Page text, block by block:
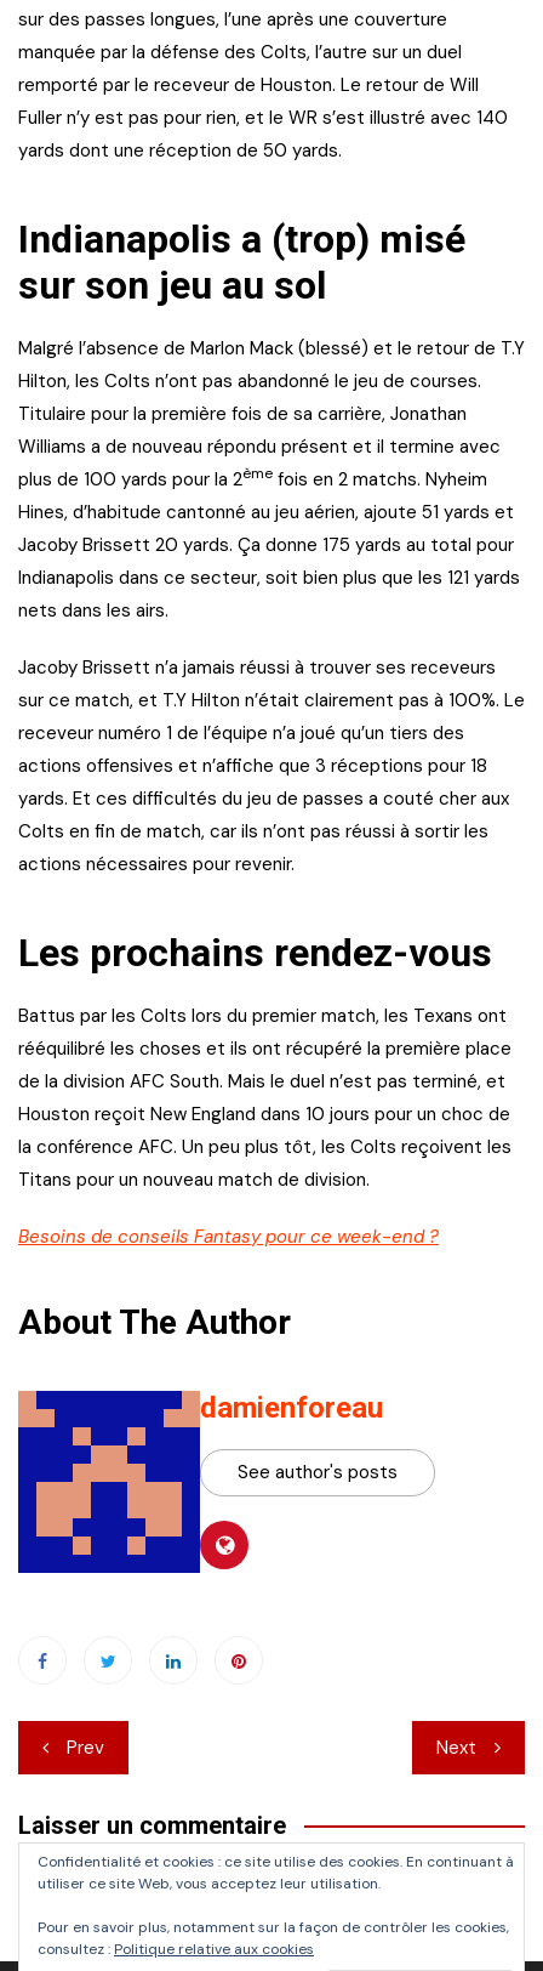
sur des passes longues, l’une après une couverture
manquée par la défense des Colts, l’autre sur un duel
remporté par le receveur de Houston. Le retour de Will
Fuller n’y est pas pour rien, et le WR s’est illustré avec 140
yards dont une réception de 50 yards.
Indianapolis a (trop) misé
sur son jeu au sol
Malgré l’absence de Marlon Mack (blessé) et le retour de T.Y
Hilton, les Colts n’ont pas abandonné le jeu de courses.
Titulaire pour la première fois de sa carrière, Jonathan
Williams a de nouveau répondu présent et il termine avec
plus de 100 yards pour la 2ème fois en 2 matchs. Nyheim
Hines, d’habitude cantonné au jeu aérien, ajoute 51 yards et
Jacoby Brissett 20 yards. Ça donne 175 yards au total pour
Indianapolis dans ce secteur, soit bien plus que les 121 yards
nets dans les airs.
Jacoby Brissett n’a jamais réussi à trouver ses receveurs
sur ce match, et T.Y Hilton n’était clairement pas à 100%. Le
receveur numéro 1 de l’équipe n’a joué qu’un tiers des
actions offensives et n’affiche que 3 réceptions pour 18
yards. Et ces difficultés du jeu de passes a couté cher aux
Colts en fin de match, car ils n’ont pas réussi à sortir les
actions nécessaires pour revenir.
Les prochains rendez-vous
Battus par les Colts lors du premier match, les Texans ont
rééquilibré les choses et ils ont récupéré la première place
de la division AFC South. Mais le duel n’est pas terminé, et
Houston reçoit New England dans 10 jours pour un choc de
la conférence AFC. Un peu plus tôt, les Colts reçoivent les
Titans pour un nouveau match de division.
Besoins de conseils Fantasy pour ce week-end ?
About The Author
damienforeau
See author's posts
Navigation
de
l’article
Prev Next
Laisser un commentaire
Vous devezvous connecterpour publier un commentaire.
Confidentialité et cookies : ce site utilise des cookies. En continuant à
utiliser ce site Web, vous acceptez leur utilisation.
Pour en savoir plus, notamment sur la façon de contrôler les cookies,
consultez : Politique relative aux cookies